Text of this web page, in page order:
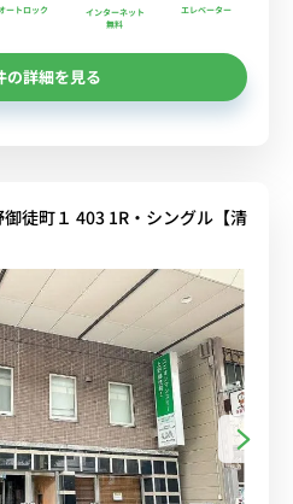
ートロック
インターネット
無料
エレベーター
の詳細を見る
徒町１ 403 1R・シングル【清